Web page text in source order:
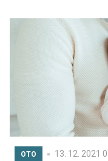
tednu za vikende
ter zbudimo otroka v
način ustvarjali
družinsko tradicijo.
polni ustvarjanja in
OTO 13. 12. 2021